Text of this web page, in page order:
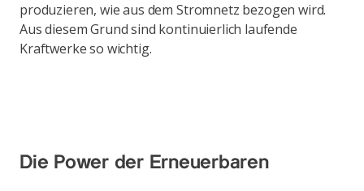
produzieren, wie aus dem Stromnetz bezogen wird.
Aus diesem Grund sind kontinuierlich laufende
Kraftwerke so wichtig.
Die Power der Erneuerbaren